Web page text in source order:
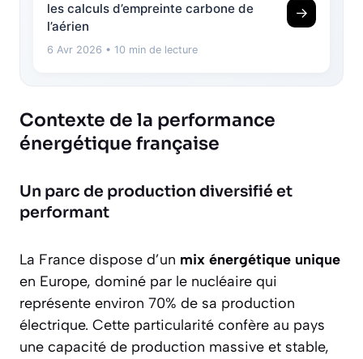
les calculs d’empreinte carbone de
l’aérien
6 Avr 2026 • 10 min de lecture
→
Contexte de la performance
énergétique française
Un parc de production diversifié et
performant
La France dispose d’un mix énergétique unique
en Europe, dominé par le nucléaire qui
représente environ 70% de sa production
électrique. Cette particularité confère au pays
une capacité de production massive et stable,